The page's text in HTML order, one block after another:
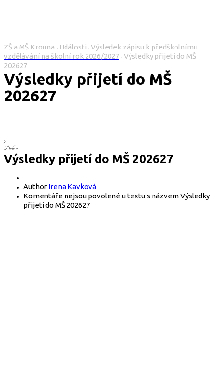
ZŠ a MŠ Krouna > Události > Výsledek zápisu k předškolnímu
vzdělávání na školní rok 2026/2027 > Výsledky přijetí do MŠ
202627
Výsledky přijetí do MŠ
202627
7
Duben
Výsledky přijetí do MŠ 202627
Author Irena Kavková
Komentáře nejsou povolenéu textu s názvem Výsledky
přijetí do MŠ 202627